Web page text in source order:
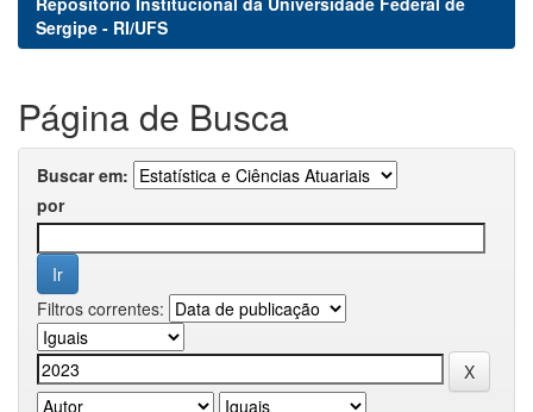
Sergipe - RI/UFS
Página de Busca
Buscar em:
por
Filtros correntes: